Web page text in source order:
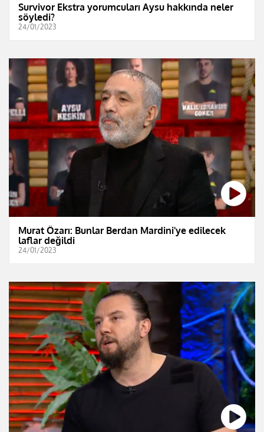
Survivor Ekstra yorumcuları Aysu hakkında neler
söyledi?
24/01/2023
Murat Özarı: Bunlar Berdan Mardini'ye edilecek
laflar değildi
24/01/2023